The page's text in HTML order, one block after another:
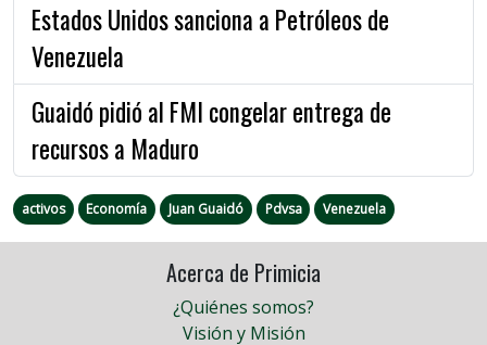
Estados Unidos sanciona a Petróleos de
Venezuela
Guaidó pidió al FMI congelar entrega de
recursos a Maduro
activos Economía Juan Guaidó Pdvsa Venezuela
Acerca de Primicia
¿Quiénes somos?
Visión y Misión